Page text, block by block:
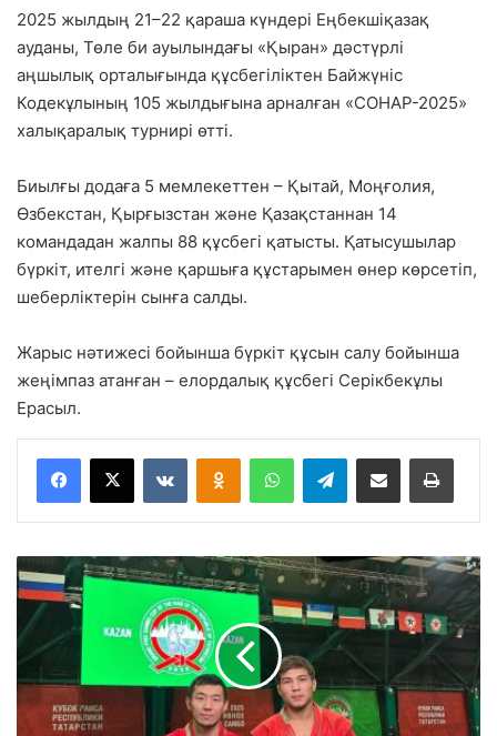
2025 жылдың 21–22 қараша күндері Еңбекшіқазақ
ауданы, Төле би ауылындағы «Қыран» дәстүрлі
аңшылық орталығында құсбегіліктен Байжүніс
Кодекұлының 105 жылдығына арналған «СОНАР-2025»
халықаралық турнирі өтті.
Биылғы додаға 5 мемлекеттен – Қытай, Моңғолия,
Өзбекстан, Қырғызстан және Қазақстаннан 14
командадан жалпы 88 құсбегі қатысты. Қатысушылар
бүркіт, ителгі және қаршыға құстарымен өнер көрсетіп,
шеберліктерін сынға салды.
Жарыс нәтижесі бойынша бүркіт құсын салу бойынша
жеңімпаз атанған – елордалық құсбегі Серікбекұлы
Ерасыл.
Telegram
А
с
а
а
л